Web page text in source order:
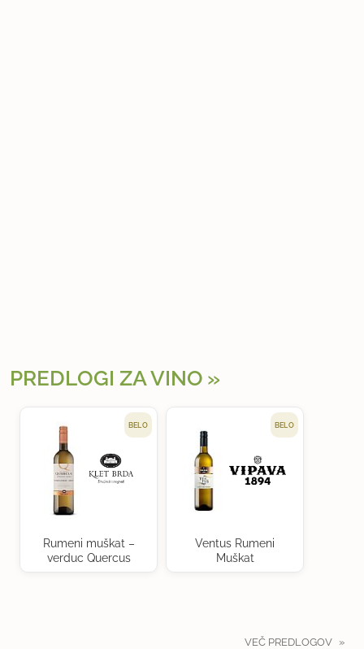
PREDLOGI ZA VINO
BELO
Rumeni muškat –
verduc Quercus
BELO
Ventus Rumeni
Muškat
VEČ PREDLOGOV